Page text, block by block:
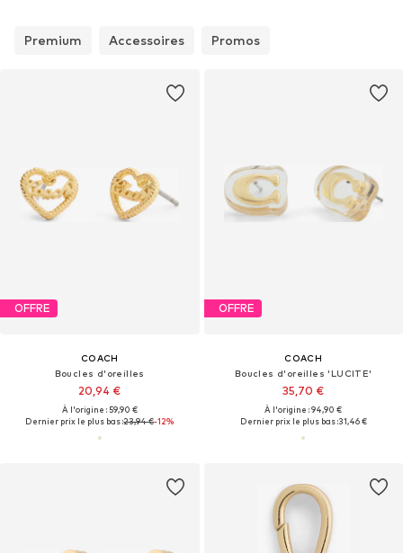
Premium Accessoires Promos
OFFRE
COACH
Boucles d'oreilles
20,94 €
À l'origine : 59,90 €
Dernier prix le plus bas :23,94 €-12%
OFFRE
COACH
Boucles d'oreilles 'LUCITE'
35,70 €
À l'origine : 94,90 €
Dernier prix le plus bas :31,46 €